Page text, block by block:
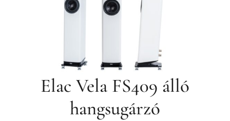
Elac Vela FS409 álló
hangsugárzó